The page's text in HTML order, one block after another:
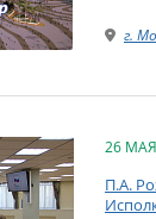
г.
26
П.А.